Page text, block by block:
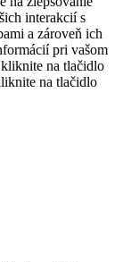
interakcií s
a zároveň ich
pri vašom
na tlačidlo
na tlačidlo